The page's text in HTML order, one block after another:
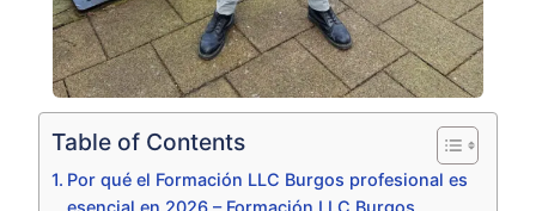
Table of Contents
Por qué el Formación LLC Burgos profesional es